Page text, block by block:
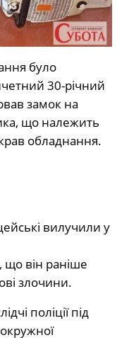
було
30-річний
замок на
що належить
обладнання.
вилучили у
що він раніше
злочини.
поліції під